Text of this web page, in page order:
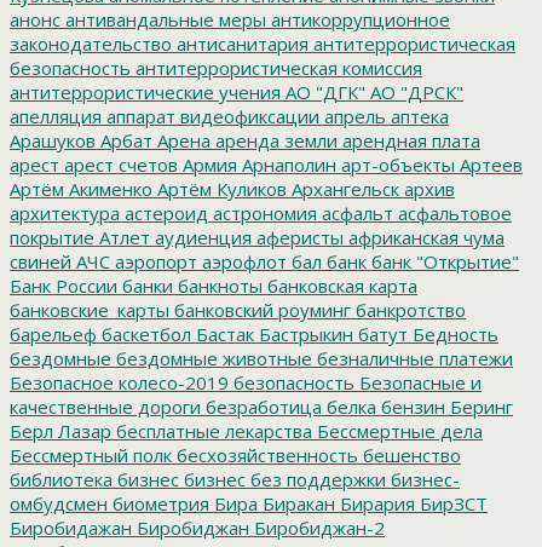
анонс антивандальные меры антикоррупционное
законодательство антисанитария антитеррористическая
безопасность антитеррористическая комиссия
антитеррористические учения АО "ДГК" АО "ДРСК"
апелляция аппарат видеофиксации апрель аптека
Арашуков Арбат Арена аренда земли арендная плата
арест арест счетов Армия Арнаполин арт-объекты Артеев
Артём Акименко Артём Куликов Архангельск архив
архитектура астероид астрономия асфальт асфальтовое
покрытие Атлет аудиенция аферисты африканская чума
свиней АЧС аэропорт аэрофлот бал банк банк "Открытие"
Банк России банки банкноты банковская карта
банковские_карты банковский роуминг банкротство
барельеф баскетбол Бастак Бастрыкин батут Бедность
бездомные бездомные животные безналичные платежи
Безопасное колесо-2019 безопасность Безопасные и
качественные дороги безработица белка бензин Беринг
Берл Лазар бесплатные лекарства Бессмертные дела
Бессмертный полк бесхозяйственность бешенство
библиотека бизнес бизнес без поддержки бизнес-
омбудсмен биометрия Бира Биракан Бирария БирЗСТ
Биробидажан Биробиджан Биробиджан-2